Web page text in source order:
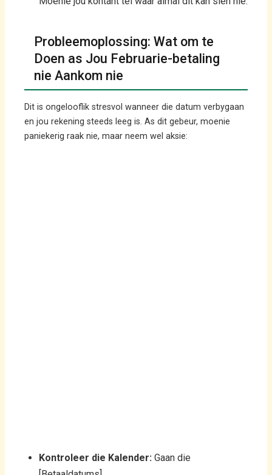
Probleemoplossing: Wat om te
Doen as Jou Februarie-betaling
nie Aankom nie
Dit is ongelooflik stresvol wanneer die datum verbygaan
en jou rekening steeds leeg is. As dit gebeur, moenie
paniekerig raak nie, maar neem wel aksie:
Kontroleer die Kalender: Gaan die